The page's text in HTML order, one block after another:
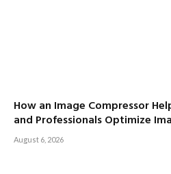
How an Image Compressor
and Professionals Optimize
August 6, 2026